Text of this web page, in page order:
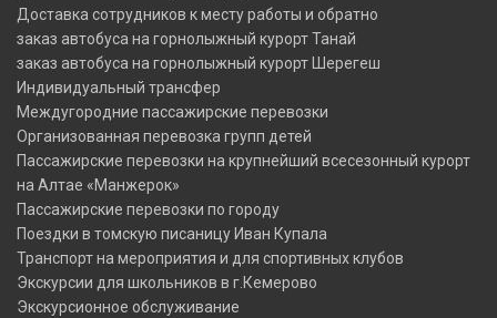
Доставка сотрудников к месту работы и обратно
заказ автобуса на горнолыжный курорт Танай
заказ автобуса на горнолыжный курорт Шерегеш
Индивидуальный трансфер
Междугородние пассажирские перевозки
Организованная перевозка групп детей
Пассажирские перевозки на крупнейший всесезонный курорт
на Алтае «Манжерок»
Пассажирские перевозки по городу
Поездки в томскую писаницу Иван Купала
Транспорт на мероприятия и для спортивных клубов
Экскурсии для школьников в г.Кемерово
Экскурсионное обслуживание